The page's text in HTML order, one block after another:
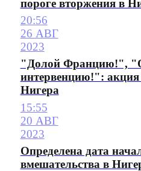
пороге вторжения в
20:56
26 АВГ
2023
"Долой Францию!",
интервенцию!": акция
Нигера
15:55
20 АВГ
2023
Определена дата
вмешательства в